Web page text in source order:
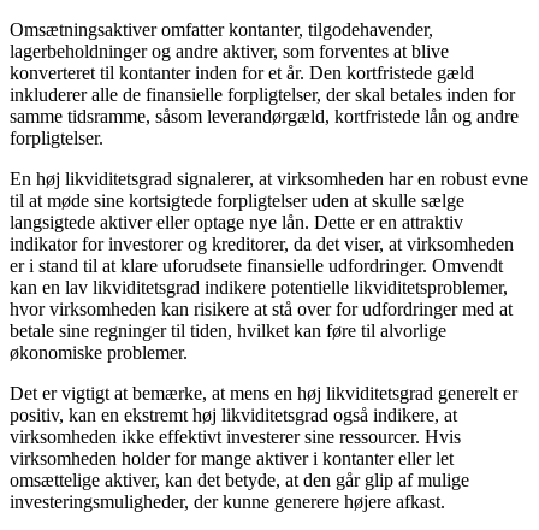
Omsætningsaktiver omfatter kontanter, tilgodehavender,
lagerbeholdninger og andre aktiver, som forventes at blive
konverteret til kontanter inden for et år. Den kortfristede gæld
inkluderer alle de finansielle forpligtelser, der skal betales inden for
samme tidsramme, såsom leverandørgæld, kortfristede lån og andre
forpligtelser.
En høj likviditetsgrad signalerer, at virksomheden har en robust evne
til at møde sine kortsigtede forpligtelser uden at skulle sælge
langsigtede aktiver eller optage nye lån. Dette er en attraktiv
indikator for investorer og kreditorer, da det viser, at virksomheden
er i stand til at klare uforudsete finansielle udfordringer. Omvendt
kan en lav likviditetsgrad indikere potentielle likviditetsproblemer,
hvor virksomheden kan risikere at stå over for udfordringer med at
betale sine regninger til tiden, hvilket kan føre til alvorlige
økonomiske problemer.
Det er vigtigt at bemærke, at mens en høj likviditetsgrad generelt er
positiv, kan en ekstremt høj likviditetsgrad også indikere, at
virksomheden ikke effektivt investerer sine ressourcer. Hvis
virksomheden holder for mange aktiver i kontanter eller let
omsættelige aktiver, kan det betyde, at den går glip af mulige
investeringsmuligheder, der kunne generere højere afkast.